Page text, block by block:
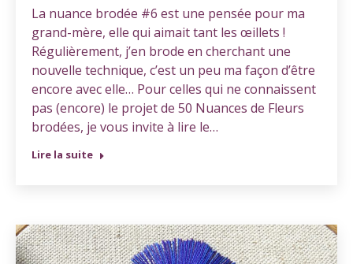
La nuance brodée #6 est une pensée pour ma
grand-mère, elle qui aimait tant les œillets !
Régulièrement, j’en brode en cherchant une
nouvelle technique, c’est un peu ma façon d’être
encore avec elle… Pour celles qui ne connaissent
pas (encore) le projet de 50 Nuances de Fleurs
brodées, je vous invite à lire le…
Lire la suite